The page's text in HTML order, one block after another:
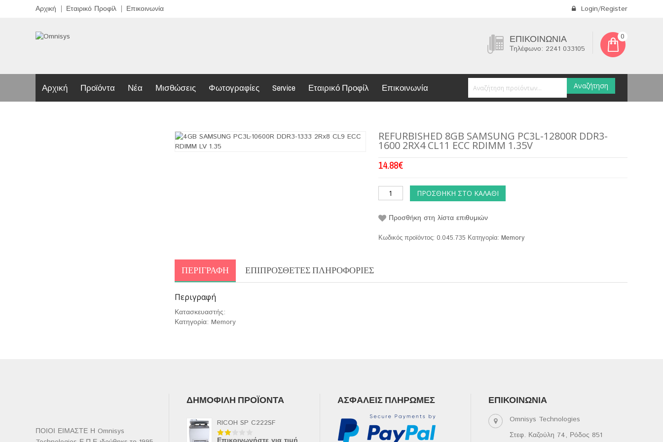
Αρχική Εταιρικό Προφίλ Επικοινωνία Login/Register
ΕΠΙΚΟΙΝΩΝΊΑ
Τηλέφωνο: 2241 033105
0
Αρχική Προϊόντα Νέα Μισθώσεις Φωτογραφίες Service Εταιρικό Προφίλ Επικοινωνία Αναζήτηση
REFURBISHED 8GB SAMSUNG PC3L-12800R DDR3-
1600 2RX4 CL11 ECC RDIMM 1.35V
14.88€
ΠΡΟΣΘΉΚΗ ΣΤΟ ΚΑΛΆΘΙ
Προσθήκη στη λίστα επιθυμιών
Κωδικός προϊόντος:0.045.735 Κατηγορία:Memory
ΠΕΡΙΓΡΑΦΉ ΕΠΙΠΡΌΣΘΕΤΕΣ ΠΛΗΡΟΦΟΡΊΕΣ
Περιγραφή
Κατασκευαστής:
Κατηγορία: Memory
ΠΟΙΟΙ ΕΙΜΑΣΤΕ Η Omnisys
ΔΗΜΟΦΙΛΉ ΠΡΟΪΌΝΤΑ
RICOH SP C222SF
ΑΣΦΑΛΕΊΣ ΠΛΗΡΩΜΈΣ ΕΠΙΚΟΙΝΩΝΊΑ
Omnisys Technologies
Στεφ. Καζούλη 74, Ρόδος 851